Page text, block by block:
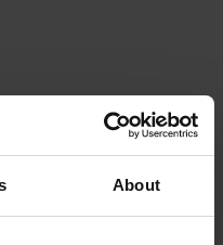
About